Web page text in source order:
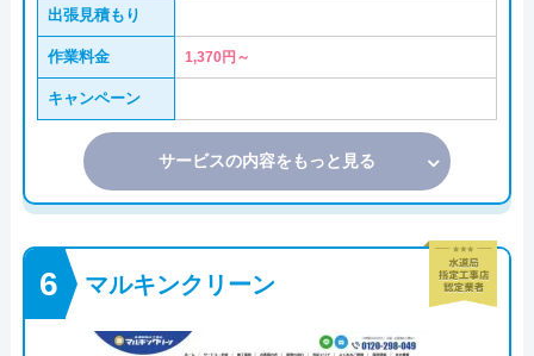
出張見積もり
作業料金 1,370円～
キャンペーン
サービスの内容をもっと見る
マルキンクリーン